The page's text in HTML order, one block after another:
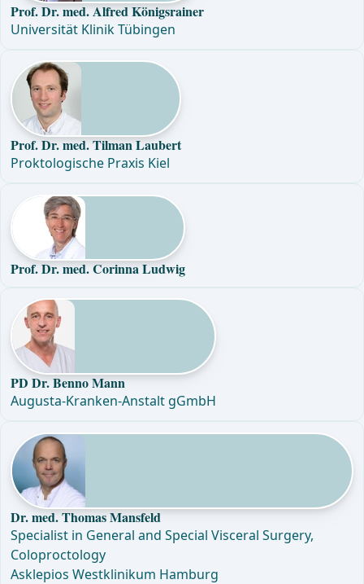
Prof. Dr. med. Alfred Königsrainer
Universität Klinik Tübingen
Prof. Dr. med. Tilman Laubert
Proktologische Praxis Kiel
Prof. Dr. med. Corinna Ludwig
PD Dr. Benno Mann
Augusta-Kranken-Anstalt gGmbH
Dr. med. Thomas Mansfeld
Specialist in General and Special Visceral Surgery,
Coloproctology
Asklepios Westklinikum Hamburg